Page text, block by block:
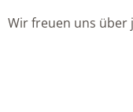
Wir freuen uns über